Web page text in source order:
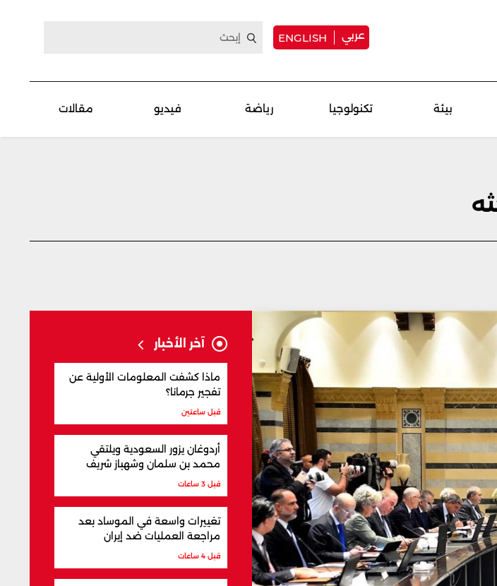
عربي ENGLISH
بيئة تكنولوجيا رياضة فيديو مقالات
آخر الأخبار
ماذا كشفت المعلومات الأولية عن
تفجير جرمانا؟
قبل ساعتين
أردوغان يزور السعودية ويلتقي
محمد بن سلمان وشهباز شريف
قبل 3 ساعات
تغييرات واسعة في الموساد بعد
مراجعة العمليات ضد إيران
قبل 4 ساعات